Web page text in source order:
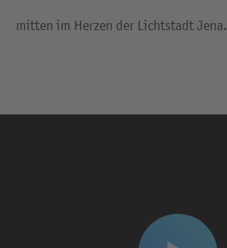
mitten im Herzen der Lichtstadt Jena.